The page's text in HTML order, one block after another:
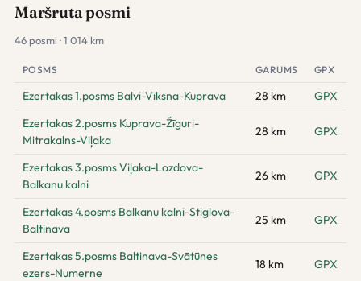
Maršruta posmi
46 posmi · 1 014 km
POSMS GARUMS GPX
Ezertakas 1.posms Balvi-Vīksna-Kuprava 28 km
GPX
Ezertakas 2.posms Kuprava-Žīguri-
Mitrakalns-Viļaka
28 km GPX
Ezertakas 3.posms Viļaka-Lozdova-
Balkanu kalni
26 km GPX
Ezertakas 4.posms Balkanu kalni-Stiglova-
Baltinava
25 km GPX
Ezertakas 5.posms Baltinava-Svātūnes
ezers-Numerne
18 km GPX